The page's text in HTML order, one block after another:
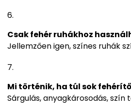
Csak fehér ruhákhoz
Jellemzően igen, színes ruhák
Mi történik, ha túl sok
Sárgulás, anyagkárosodás, szín